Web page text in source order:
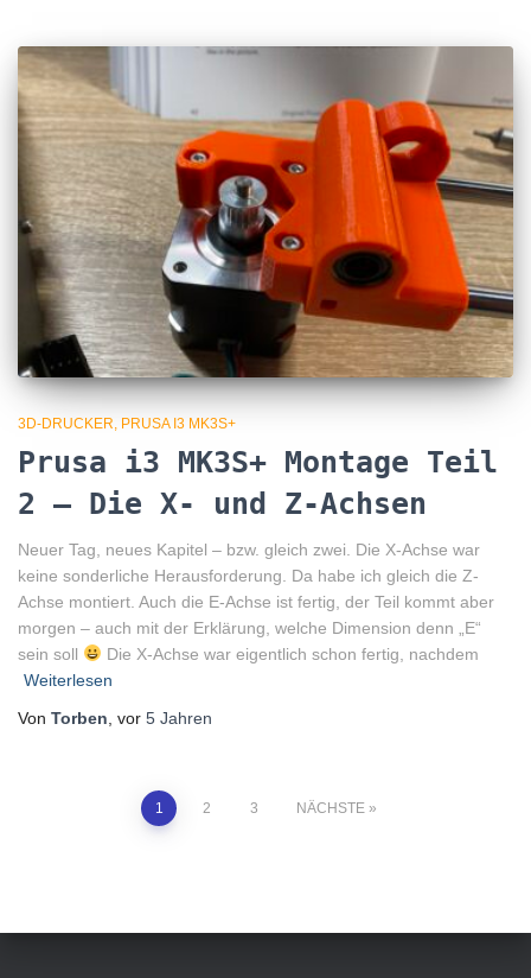
3D-DRUCKER PRUSA I3 MK3S+
Prusa i3 MK3S+ Montage Teil
2 – Die X- und Z-Achsen
Neuer Tag, neues Kapitel – bzw. gleich zwei. Die X-Achse war
keine sonderliche Herausforderung. Da habe ich gleich die Z-
Achse montiert. Auch die E-Achse ist fertig, der Teil kommt aber
morgen – auch mit der Erklärung, welche Dimension denn „E“
sein soll
Die X-Achse war eigentlich schon fertig, nachdem
Weiterlesen
Von Torben , vor 5 Jahren
Seitennummerierung
1 2 3 NÄCHSTE